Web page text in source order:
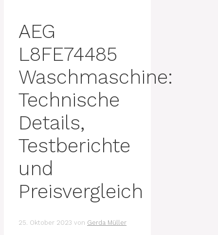
AEG
L8FE74485
Waschmaschine:
Technische
Details,
Testberichte
und
Preisvergleich
25. Oktober 2023 von Gerda Müller